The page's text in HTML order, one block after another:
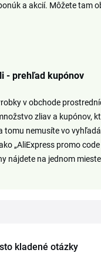
a akcií. Môžete tam
- prehľad kupónov
v obchode
zliav a kupónov,
tomu nemusíte vo
„AliExpress promo code
nájdete na jednom
kladené otázky